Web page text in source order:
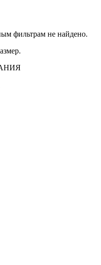
фильтрам не найдено.